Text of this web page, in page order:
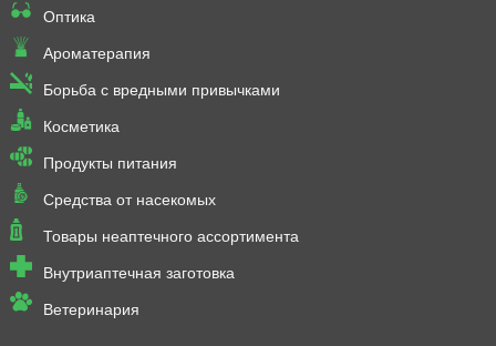
Оптика
Ароматерапия
Борьба с вредными привычками
Косметика
Продукты питания
Средства от насекомых
Товары неаптечного ассортимента
Внутриаптечная заготовка
Ветеринария